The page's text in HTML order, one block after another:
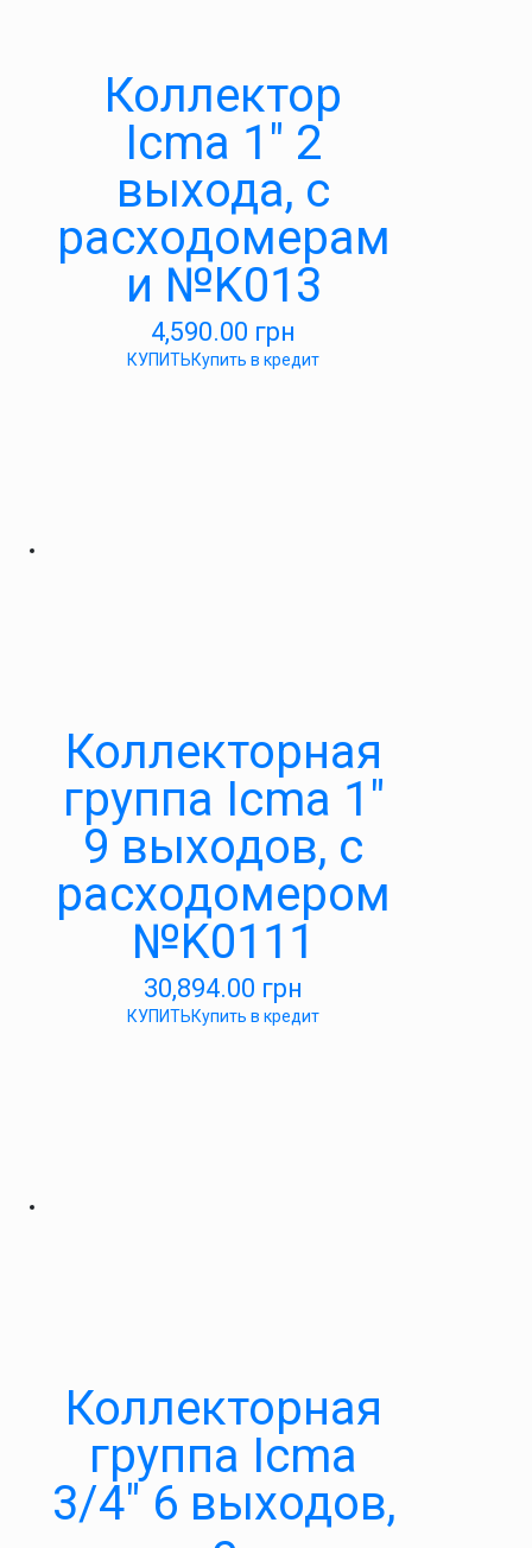
Коллектор
Icma 1″ 2
выхода, с
расходомерам
и №K013
4,590.00 грн
КУПИТЬКупить в кредит
Коллекторная
группа Icma 1″
9 выходов, с
расходомером
№K0111
30,894.00 грн
КУПИТЬКупить в кредит
Коллекторная
группа Icma
3/4″ 6 выходов,